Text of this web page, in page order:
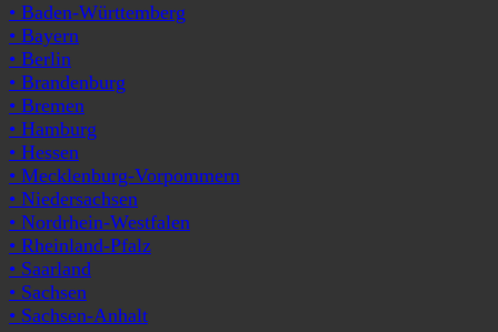
• Baden-Württemberg
• Bayern
• Berlin
• Brandenburg
• Bremen
• Hamburg
• Hessen
• Mecklenburg-Vorpommern
• Niedersachsen
• Nordrhein-Westfalen
• Rheinland-Pfalz
• Saarland
• Sachsen
• Sachsen-Anhalt